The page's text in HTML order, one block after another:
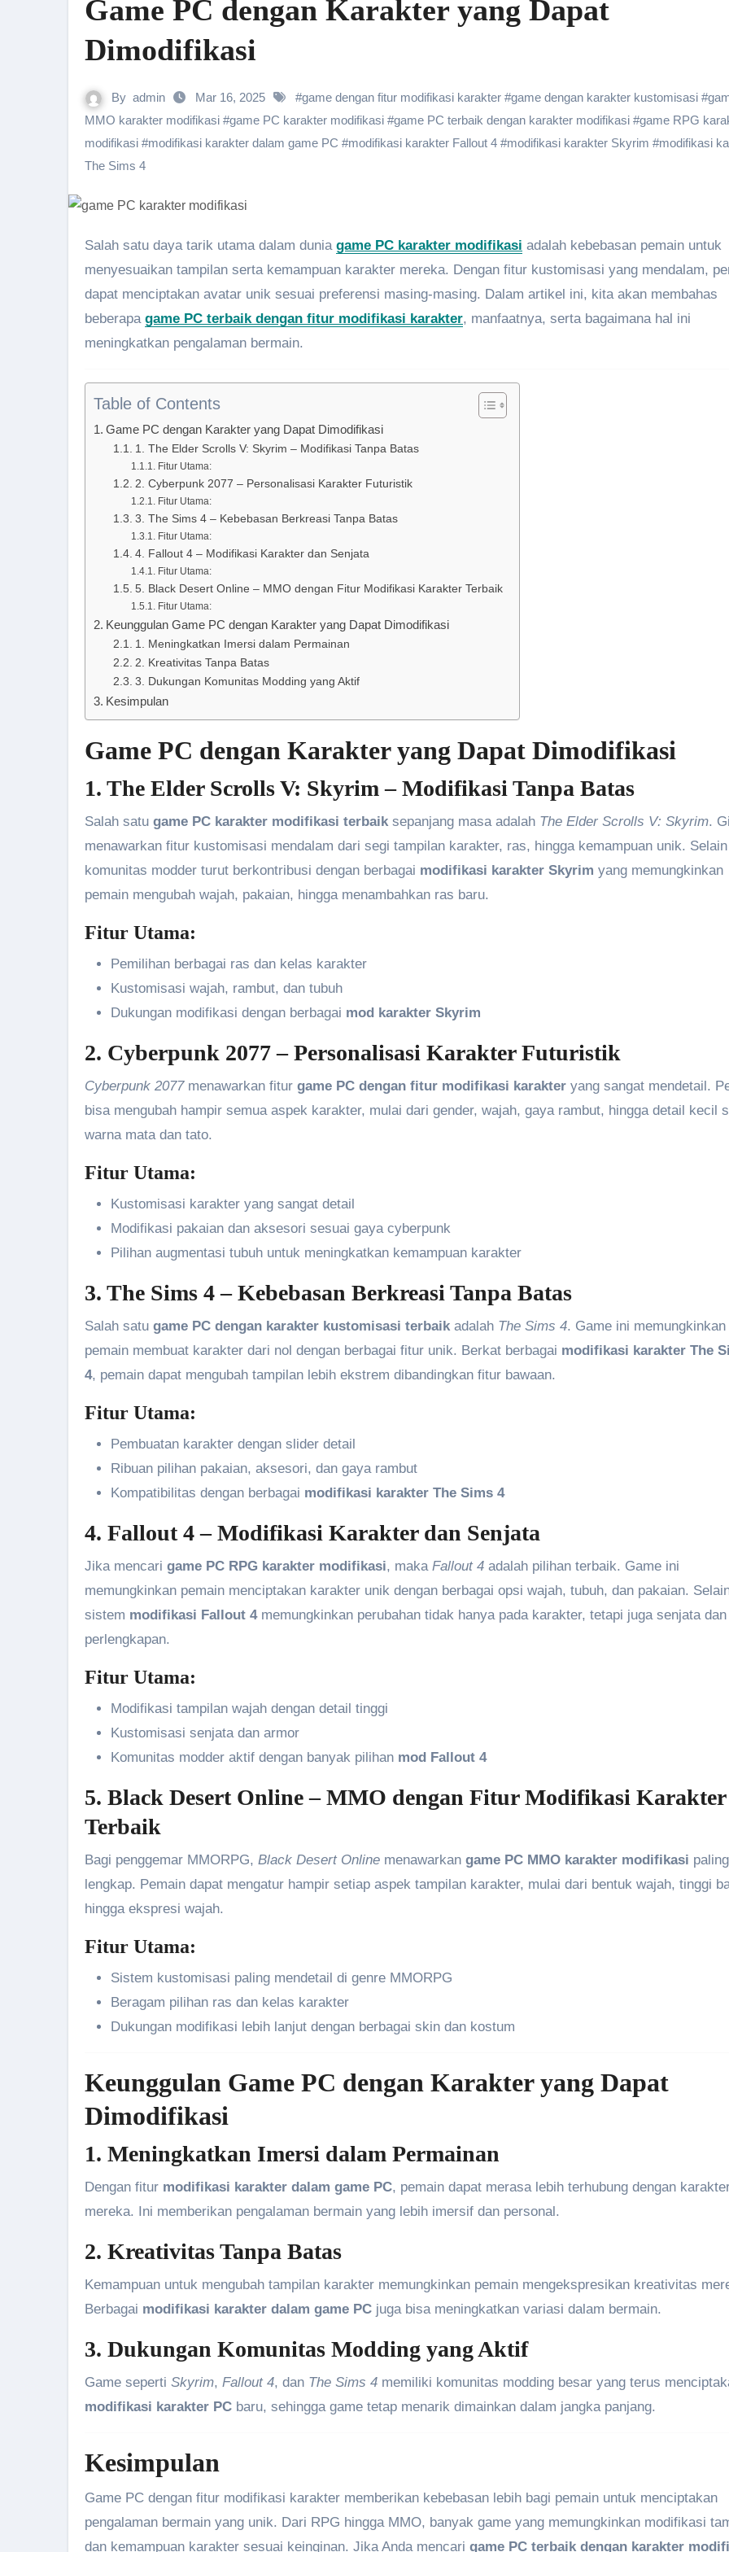
Game PC dengan Karakter yang Dapat
Dimodifikasi
By admin Mar 16, 2025 #game dengan fitur modifikasi karakter #game dengan karakter kustomisasi #
MMO karakter modifikasi #game PC karakter modifikasi #game PC terbaik dengan karakter modifikasi #game RPG
modifikasi #modifikasi karakter dalam game PC #modifikasi karakter Fallout 4 #modifikasi karakter Skyrim #modifikasi
The Sims 4
Salah satu daya tarik utama dalam dunia game PC karakter modifikasi adalah kebebasan pemain untuk
menyesuaikan tampilan serta kemampuan karakter mereka. Dengan fitur kustomisasi yang mendalam,
dapat menciptakan avatar unik sesuai preferensi masing-masing. Dalam artikel ini, kita akan membahas
beberapa game PC terbaik dengan fitur modifikasi karakter, manfaatnya, serta bagaimana hal ini
meningkatkan pengalaman bermain.
Table of Contents
Game PC dengan Karakter yang Dapat Dimodifikasi
1. The Elder Scrolls V: Skyrim – Modifikasi Tanpa Batas
Fitur Utama:
2. Cyberpunk 2077 – Personalisasi Karakter Futuristik
Fitur Utama:
3. The Sims 4 – Kebebasan Berkreasi Tanpa Batas
Fitur Utama:
4. Fallout 4 – Modifikasi Karakter dan Senjata
Fitur Utama:
5. Black Desert Online – MMO dengan Fitur Modifikasi Karakter Terbaik
Fitur Utama:
Keunggulan Game PC dengan Karakter yang Dapat Dimodifikasi
1. Meningkatkan Imersi dalam Permainan
2. Kreativitas Tanpa Batas
3. Dukungan Komunitas Modding yang Aktif
Kesimpulan
Game PC dengan Karakter yang Dapat Dimodifikasi
1. The Elder Scrolls V: Skyrim – Modifikasi Tanpa Batas
Salah satu game PC karakter modifikasi terbaik sepanjang masa adalah The Elder Scrolls V: Skyrim.
menawarkan fitur kustomisasi mendalam dari segi tampilan karakter, ras, hingga kemampuan unik.
komunitas modder turut berkontribusi dengan berbagai modifikasi karakter Skyrim yang memungkinkan
pemain mengubah wajah, pakaian, hingga menambahkan ras baru.
Fitur Utama:
Pemilihan berbagai ras dan kelas karakter
Kustomisasi wajah, rambut, dan tubuh
Dukungan modifikasi dengan berbagai mod karakter Skyrim
2. Cyberpunk 2077 – Personalisasi Karakter Futuristik
Cyberpunk 2077menawarkan fitur game PC dengan fitur modifikasi karakter yang sangat mendetail.
bisa mengubah hampir semua aspek karakter, mulai dari gender, wajah, gaya rambut, hingga detail kecil
warna mata dan tato.
Fitur Utama:
Kustomisasi karakter yang sangat detail
Modifikasi pakaian dan aksesori sesuai gaya cyberpunk
Pilihan augmentasi tubuh untuk meningkatkan kemampuan karakter
3. The Sims 4 – Kebebasan Berkreasi Tanpa Batas
Salah satu game PC dengan karakter kustomisasi terbaik adalah The Sims 4. Game ini memungkinkan
pemain membuat karakter dari nol dengan berbagai fitur unik. Berkat berbagai modifikasi karakter The
4, pemain dapat mengubah tampilan lebih ekstrem dibandingkan fitur bawaan.
Fitur Utama:
Pembuatan karakter dengan slider detail
Ribuan pilihan pakaian, aksesori, dan gaya rambut
Kompatibilitas dengan berbagai modifikasi karakter The Sims 4
4. Fallout 4 – Modifikasi Karakter dan Senjata
Jika mencari game PC RPG karakter modifikasi, maka Fallout 4 adalah pilihan terbaik. Game ini
memungkinkan pemain menciptakan karakter unik dengan berbagai opsi wajah, tubuh, dan pakaian.
sistem modifikasi Fallout 4memungkinkan perubahan tidak hanya pada karakter, tetapi juga senjata dan
perlengkapan.
Fitur Utama:
Modifikasi tampilan wajah dengan detail tinggi
Kustomisasi senjata dan armor
Komunitas modder aktif dengan banyak pilihan mod Fallout 4
5. Black Desert Online – MMO dengan Fitur Modifikasi Karakter
Terbaik
Bagi penggemar MMORPG, Black Desert Online menawarkan game PC MMO karakter modifikasi paling
lengkap. Pemain dapat mengatur hampir setiap aspek tampilan karakter, mulai dari bentuk wajah, tinggi
hingga ekspresi wajah.
Fitur Utama:
Sistem kustomisasi paling mendetail di genre MMORPG
Beragam pilihan ras dan kelas karakter
Dukungan modifikasi lebih lanjut dengan berbagai skin dan kostum
Keunggulan Game PC dengan Karakter yang Dapat
Dimodifikasi
1. Meningkatkan Imersi dalam Permainan
Dengan fitur modifikasi karakter dalam game PC, pemain dapat merasa lebih terhubung dengan
mereka. Ini memberikan pengalaman bermain yang lebih imersif dan personal.
2. Kreativitas Tanpa Batas
Kemampuan untuk mengubah tampilan karakter memungkinkan pemain mengekspresikan kreativitas
Berbagai modifikasi karakter dalam game PC juga bisa meningkatkan variasi dalam bermain.
3. Dukungan Komunitas Modding yang Aktif
Game seperti Skyrim, Fallout 4, dan The Sims 4 memiliki komunitas modding besar yang terus
modifikasi karakter PC baru, sehingga game tetap menarik dimainkan dalam jangka panjang.
Kesimpulan
Game PC dengan fitur modifikasi karakter memberikan kebebasan lebih bagi pemain untuk menciptakan
pengalaman bermain yang unik. Dari RPG hingga MMO, banyak game yang memungkinkan modifikasi
dan kemampuan karakter sesuai keinginan. Jika Anda mencari game PC terbaik dengan karakter